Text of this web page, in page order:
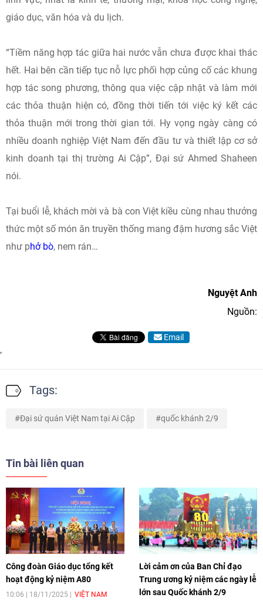
giáo dục, văn hóa và du lịch.
“Tiềm năng hợp tác giữa hai nước vẫn chưa được khai thác
hết. Hai bên cần tiếp tục nỗ lực phối hợp củng cố các khung
hợp tác song phương, thông qua việc cập nhật và làm mới
các thỏa thuận hiện có, đồng thời tiến tới việc ký kết các
thỏa thuận mới trong thời gian tới. Hy vọng ngày càng có
nhiều doanh nghiệp Việt Nam đến đầu tư và thiết lập cơ sở
kinh doanh tại thị trường Ai Cập”, Đại sứ Ahmed Shaheen
nói.
Tại buổi lễ, khách mời và bà con Việt kiều cùng nhau thưởng
thức một số món ăn truyền thống mang đậm hương sắc Việt
như phở bò, nem rán…
Nguyệt Anh
Nguồn:
Email
Tags:
Đại sứ quán Việt Nam tại Ai Cập quốc khánh 2/9
Tin bài liên quan
Công đoàn Giáo dục tổng kết
hoạt động kỷ niệm A80
10:06 | 18/11/2025
VIỆT NAM
Lời cảm ơn của Ban Chỉ đạo
Trung ương kỷ niệm các ngày lễ
lớn sau Quốc khánh 2/9